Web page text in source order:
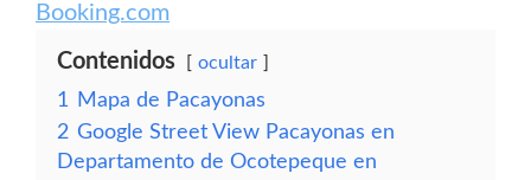
Booking.com
Contenidos ocultar
1
Mapa de Pacayonas
2 Google Street View Pacayonas en
Departamento de Ocotepeque en